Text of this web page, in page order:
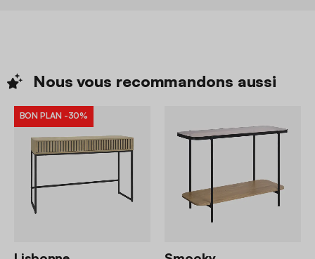
Nous vous recommandons aussi
BON PLAN -30%